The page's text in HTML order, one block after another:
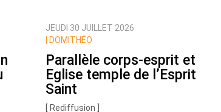
commentaires de cette discussion par email
JEUDI 30 JUILLET 2026
DOMITHÉO
Parallèle corps-esprit et
Eglise temple de l’Esprit
Saint
[ Rediffusion ]